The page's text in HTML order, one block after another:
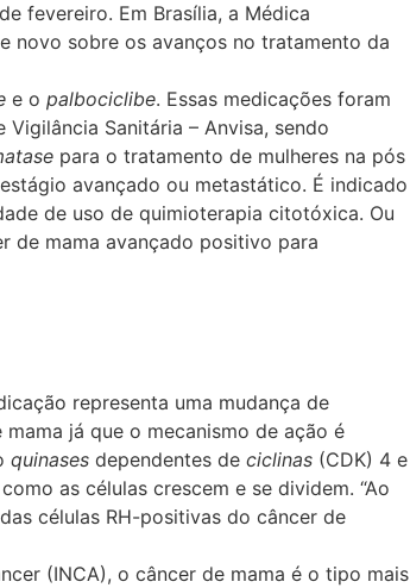
fevereiro. Em Brasília, a Médica
novo sobre os avanços no tratamento da
e o palbociclibe. Essas medicações foram
Sanitária – Anvisa, sendo
para o tratamento de mulheres na pós
avançado ou metastático. É indicado
de uso de quimioterapia citotóxica. Ou
de mama avançado positivo para
representa uma mudança de
já que o mecanismo de ação é
quinases dependentes de ciclinas (CDK) 4 e
as células crescem e se dividem. “Ao
células RH-positivas do câncer de
(INCA), o câncer de mama é o tipo mais